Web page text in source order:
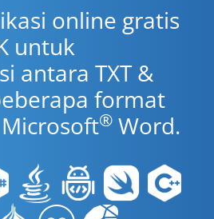
online gratis
untuk
antara TXT &
format
® Word.